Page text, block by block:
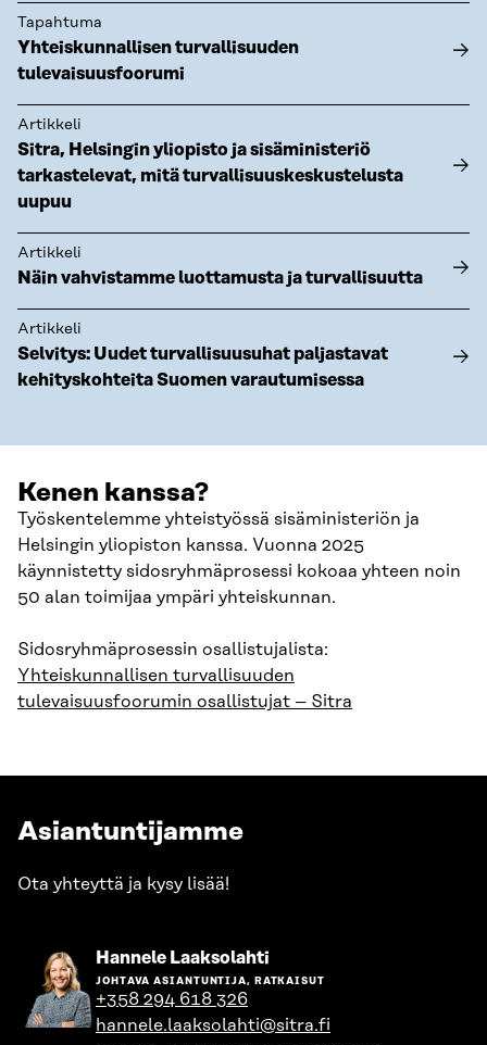
Tapahtuma
Yhteiskunnallisen turvallisuuden
tulevaisuusfoorumi
Artikkeli
Sitra, Helsingin yliopisto ja sisäministeriö
tarkastelevat, mitä turvallisuuskeskustelusta
uupuu
Artikkeli
Näin vahvistamme luottamusta ja turvallisuutta
Artikkeli
Selvitys: Uudet turvallisuusuhat paljastavat
kehityskohteita Suomen varautumisessa
Kenen kanssa?
Työskentelemme yhteistyössä sisäministeriön ja
Helsingin yliopiston kanssa. Vuonna 2025
käynnistetty sidosryhmäprosessi kokoaa yhteen noin
50 alan toimijaa ympäri yhteiskunnan.
Sidosryhmäprosessin osallistujalista:
Yhteiskunnallisen turvallisuuden
tulevaisuusfoorumin osallistujat – Sitra
Asiantuntijamme
Ota yhteyttä ja kysy lisää!
Hannele Laaksolahti
henkilön
JOHTAVA ASIANTUNTIJA, RATKAISUT
+358 294 618 326
hannele.laaksolahti@sitra.fi